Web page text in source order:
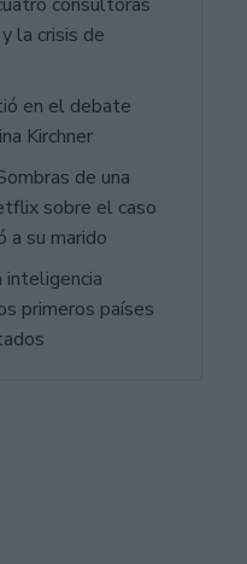
la crisis de
en el debate
Kirchner
de una
sobre el caso
a su marido
inteligencia
primeros países